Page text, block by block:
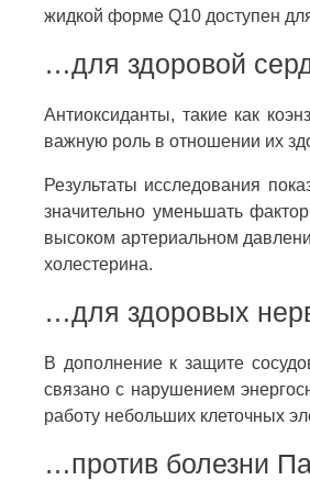
жидкой форме Q10 доступен
…для здоровой
Антиоксиданты, такие как
важную роль в отношении их
Результаты исследования
значительно уменьшать
высоком артериальном
холестерина.
…для здоровых
В дополнение к защите
связано с нарушением
работу небольших клеточных
…против болезни